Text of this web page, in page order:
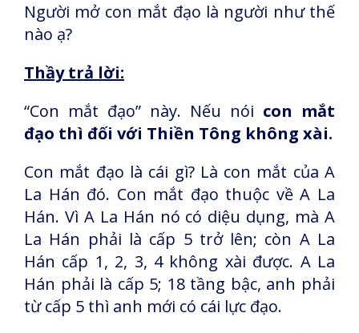
Người mở con mắt đạo là người như thế
nào ạ?
Thầy trả lời:
“Con mắt đạo” này. Nếu nói con mắt
đạo thì đối với Thiền Tông không xài.
Con mắt đạo là cái gì? Là con mắt của A
La Hán đó. Con mắt đạo thuộc về A La
Hán. Vì A La Hán nó có diệu dụng, mà A
La Hán phải là cấp 5 trở lên; còn A La
Hán cấp 1, 2, 3, 4 không xài được. A La
Hán phải là cấp 5; 18 tầng bậc, anh phải
từ cấp 5 thì anh mới có cái lực đạo.